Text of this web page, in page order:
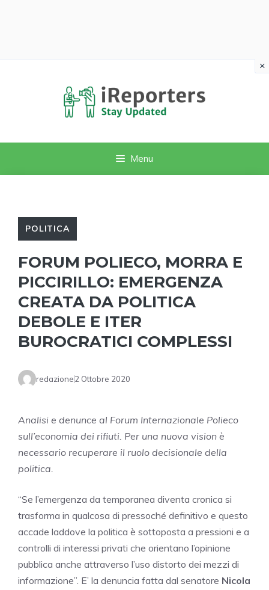
Menu
POLITICA
FORUM POLIECO, MORRA E
PICCIRILLO: EMERGENZA
CREATA DA POLITICA
DEBOLE E ITER
BUROCRATICI COMPLESSI
redazione2 Ottobre 2020
Analisi e denunce al Forum Internazionale Polieco
sull’economia dei rifiuti. Per una nuova vision è
necessario recuperare il ruolo decisionale della
politica.
“Se l’emergenza da temporanea diventa cronica si
trasforma in qualcosa di pressoché definitivo e questo
accade laddove la politica è sottoposta a pressioni e a
controlli di interessi privati che orientano l’opinione
pubblica anche attraverso l’uso distorto dei mezzi di
informazione”. E’ la denuncia fatta dal senatore Nicola
×